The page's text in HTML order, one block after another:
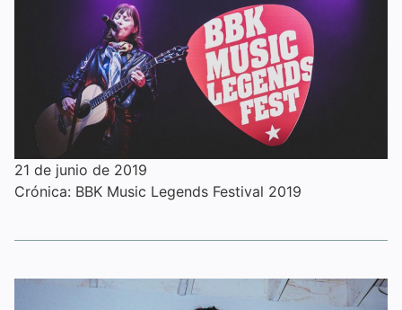
21 de junio de 2019
Crónica: BBK Music Legends Festival 2019